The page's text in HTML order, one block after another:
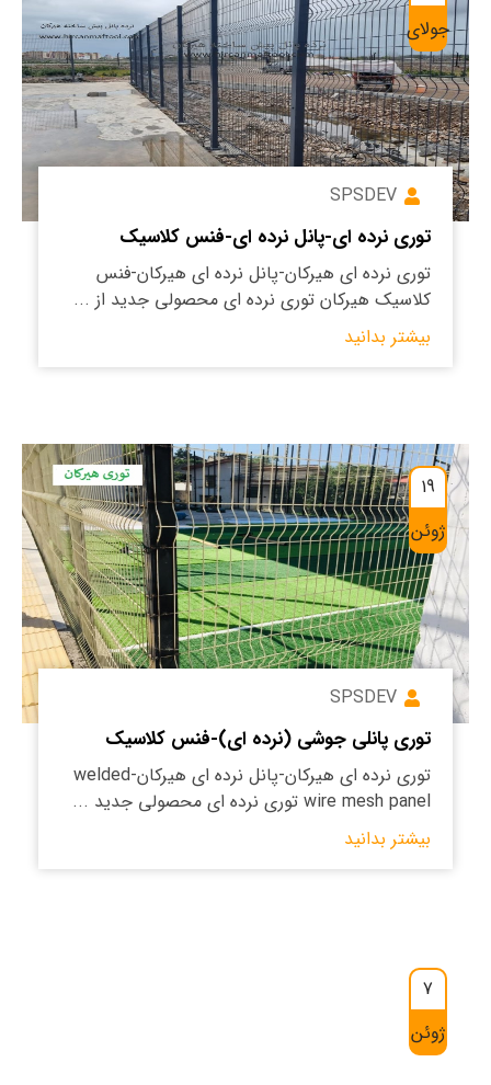
جولای
SPSDEV
توری نرده ای-پانل نرده ای-فنس کلاسیک
توری نرده ای هیرکان-پانل نرده ای هیرکان-فنس
کلاسیک هیرکان توری نرده ای محصولی جدید از ...
بیشتر بدانید
19
ژوئن
SPSDEV
توری پانلی جوشی (نرده ای)-فنس کلاسیک
توری نرده ای هیرکان-پانل نرده ای هیرکان-welded
wire mesh panel توری نرده ای محصولی جدید ...
بیشتر بدانید
7
ژوئن